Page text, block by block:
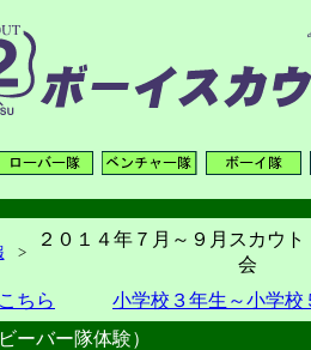
>
２０１４年７月～９月スカウ
会
ちら
小学校３年生～小学校
ーバー隊体験）